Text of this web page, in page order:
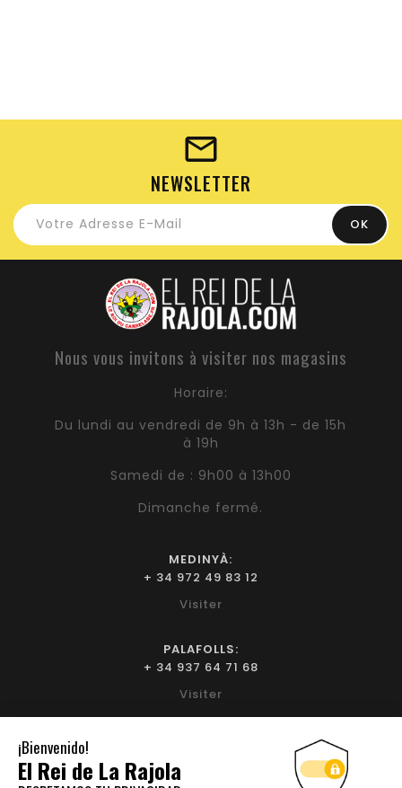
NEWSLETTER
Nous vous invitons à visiter nos magasins
Horaire:
Du lundi au vendredi de 9h à 13h - de 15h
à 19h
Samedi de : 9h00 à 13h00
Dimanche fermé.
MEDINYÀ:
+ 34 972 49 83 12
Visiter
PALAFOLLS:
+ 34 937 64 71 68
Visiter
Visiter